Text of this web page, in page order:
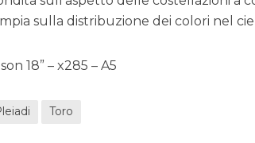
sulla distribuzione dei colori nel
18” – x285 – A5
Toro